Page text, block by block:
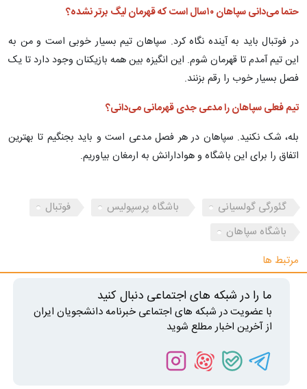
حتما می‌دانی سپاهان ۱۰‌سال است که قهرمان لیگ برتر نشده؟
در فوتبال باید به آینده نگاه کرد. سپاهان تیم بسیار خوبی است و من به
این تیم آمدم تا قهرمان شوم. این انگیزه بین همه بازیکنان وجود دارد تا یک
فصل بسیار خوب را رقم بزنند.
تیم فعلی سپاهان را مدعی جدی قهرمانی می‌دانی؟
بله، شک نکنید. سپاهان در هر فصل مدعی است و باید بجنگیم تا بهترین
اتفاق را برای این باشگاه و هوادارانش به ارمغان بیاوریم.
گئورگی گولسیانی باشگاه پرسپولیس
فوتبال
باشگاه سپاهان
مرتبط ها
ما را در شبکه های اجتماعی دنبال کنید
با عضویت در شبکه های اجتماعی خبرنامه دانشجویان ایران
از آخرین اخبار مطلع شوید